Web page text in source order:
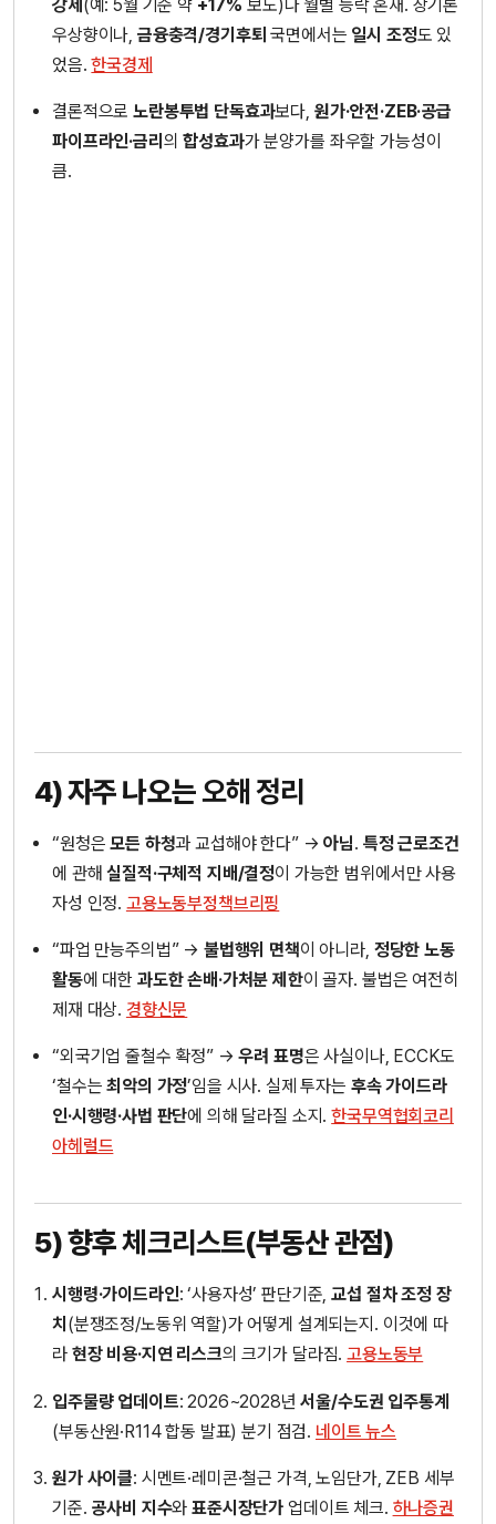
강세 (예: 5월 기준 약 +17% 보도)나 월별 등락 혼재. 장기론
우상향이나, 금융충격/경기후퇴 국면에서는 일시 조정도 있
었음.한국경제
결론적으로노란봉투법 단독효과보다, 원가·안전·ZEB·공급
파이프라인·금리 의합성효과가 분양가를 좌우할 가능성이
큼.
4) 자주 나오는오해 정리
“원청은모든 하청과 교섭해야 한다” →아님. 특정 근로조건
에 관해실질적·구체적 지배/결정이 가능한 범위에서만 사용
자성 인정. 고용노동부정책브리핑
“파업 만능주의법” → 불법행위 면책이 아니라, 정당한 노동
활동에 대한 과도한 손배·가처분 제한이 골자. 불법은 여전히
제재 대상. 경향신문
“외국기업 줄철수 확정” →우려 표명은 사실이나, ECCK도
‘철수는최악의 가정’임을 시사. 실제 투자는 후속 가이드라
인·시행령·사법 판단에 의해 달라질 소지.한국무역협회코리
아헤럴드
5) 향후체크리스트(부동산 관점)
시행령·가이드라인: ‘사용자성’ 판단기준,교섭 절차 조정 장
치 (분쟁조정/노동위 역할)가 어떻게 설계되는지. 이것에 따
라 현장 비용·지연 리스크의 크기가 달라짐.고용노동부
입주물량 업데이트: 2026~2028년서울/수도권 입주통계
(부동산원·R114 합동 발표) 분기 점검. 네이트 뉴스
원가 사이클: 시멘트·레미콘·철근 가격, 노임단가, ZEB 세부
기준. 공사비 지수와표준시장단가 업데이트 체크. 하나증권